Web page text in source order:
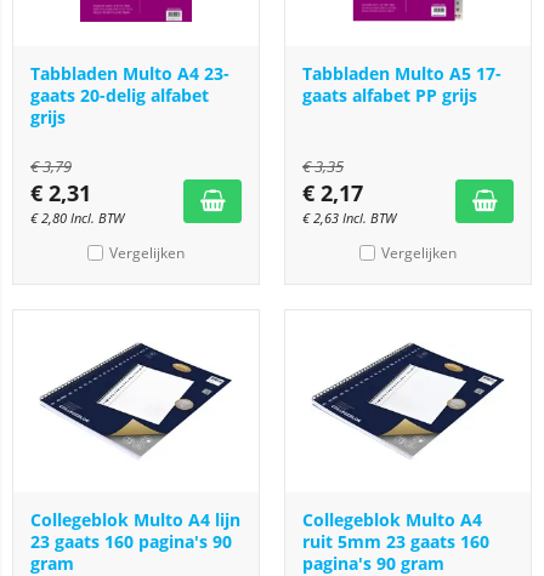
Tabbladen Multo A4 23-
gaats 20-delig alfabet
grijs
€3,79
€ 2,31
€2,80 Incl. BTW
Vergelijken
Tabbladen Multo A5 17-
gaats alfabet PP grijs
€3,35
€ 2,17
€2,63 Incl. BTW
Vergelijken
Collegeblok Multo A4 lijn
23 gaats 160 pagina's 90
gram
Collegeblok Multo A4
ruit 5mm 23 gaats 160
pagina's 90 gram